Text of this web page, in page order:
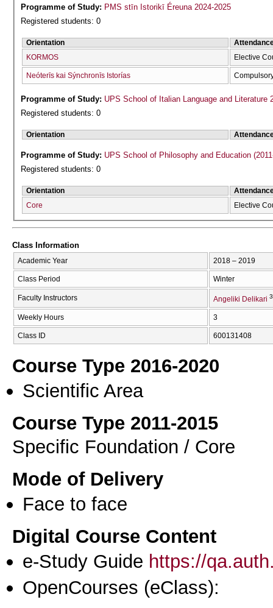
Programme of Study: PMS stīn Istorikī Éreuna 2024-2025
Registered students: 0
Orientation
KORMOS
Elective
Neóterīs kai Sýnchronīs Istorías
Programme of Study: UPS School of Italian Language and Literature
Registered students: 0
Orientation
Programme of Study: UPS School of Philosophy and Education
Registered students: 0
Orientation
Core
Elective
Class Information
Academic Year 2018 – 2019
Class Period Winter
Faculty Instructors Angeliki Delikari
Weekly Hours 3
Class ID 600131408
Course Type 2016-2020
Scientific Area
Course Type 2011-2015
Specific Foundation / Core
Mode of Delivery
Face to face
Digital Course Content
e-Study Guide https://
OpenCourses (eClass):